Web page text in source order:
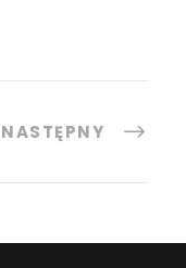
NASTĘPNY